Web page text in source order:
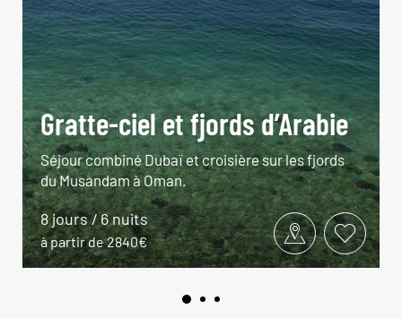
Gratte-ciel et fjords d’Arabie
Séjour combiné Dubaï et croisière sur les fjords
du Musandam à Oman.
8 jours / 6 nuits
à partir de 2840€